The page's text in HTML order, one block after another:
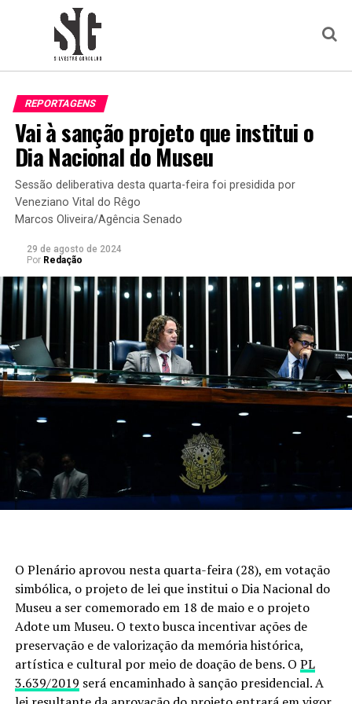
REPORTAGENS
Vai à sanção projeto que institui o
Dia Nacional do Museu
Sessão deliberativa desta quarta-feira foi presidida por
Veneziano Vital do Rêgo
Marcos Oliveira/Agência Senado
29 de agosto de 2024
Por Redação
O Plenário aprovou nesta quarta-feira (28), em votação
simbólica, o projeto de lei que institui o Dia Nacional do
Museu a ser comemorado em 18 de maio e o projeto
Adote um Museu. O texto busca incentivar ações de
preservação e de valorização da memória histórica,
artística e cultural por meio de doação de bens. O PL
3.639/2019 será encaminhado à sanção presidencial. A